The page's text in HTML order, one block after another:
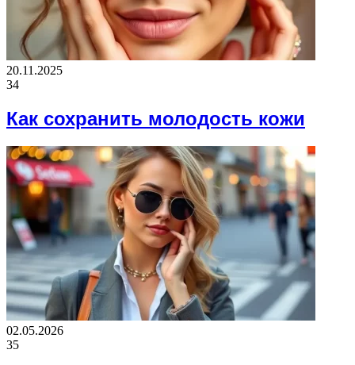
20.11.2025
34
Как сохранить молодость кожи
02.05.2026
35